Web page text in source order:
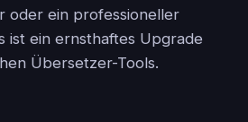
oder ein professioneller
ist ein ernsthaftes Upgrade
Übersetzer-Tools.